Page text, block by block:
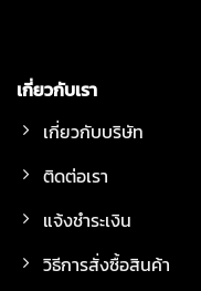
เกี่ยวกับเรา
เกี่ยวกับบริษัท
ติดต่อเรา
แจ้งชำระเงิน
วิธีการสั่งซื้อสินค้า